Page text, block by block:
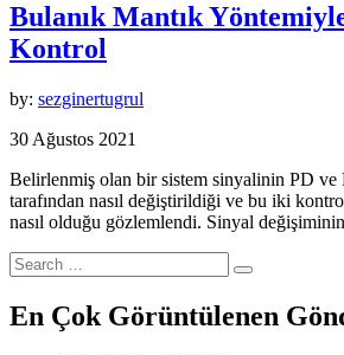
Bulanık Mantık
Kontrol
by: sezginertugrul
30 Ağustos 2021
Belirlenmiş olan bir sistem sinyalinin PD
tarafından nasıl değiştirildiği ve bu iki
nasıl olduğu gözlemlendi. Sinyal
Search
for:
En Çok Görüntülenen